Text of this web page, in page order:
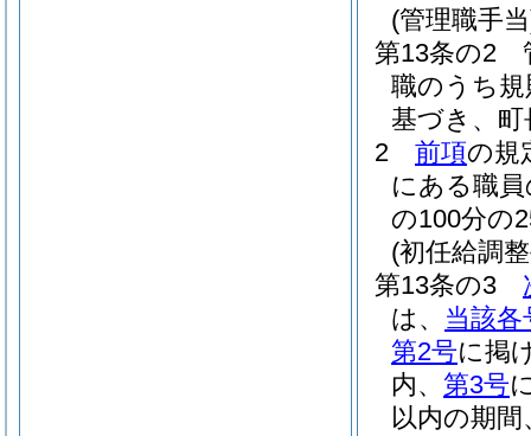
(管理職手
第13条の2
職のうち
基づき、
2
前項の規
にある職
の100分の
(初任給調
第13条の3
は、 当該各
第2号に掲
内、 第3号
以内の期